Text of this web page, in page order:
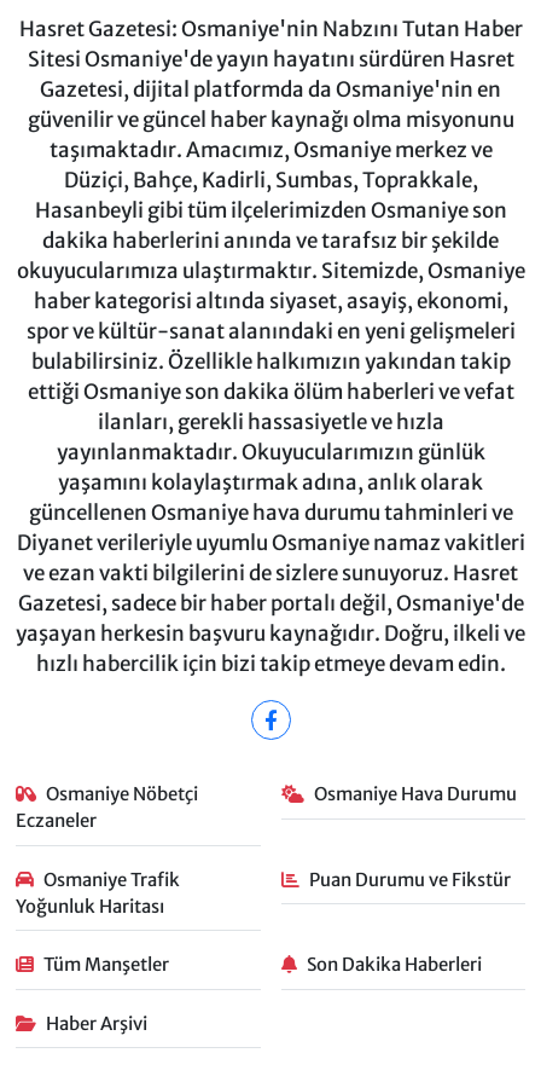
Hasret Gazetesi: Osmaniye'nin Nabzını Tutan Haber
Sitesi Osmaniye'de yayın hayatını sürdüren Hasret
Gazetesi, dijital platformda da Osmaniye'nin en
güvenilir ve güncel haber kaynağı olma misyonunu
taşımaktadır. Amacımız, Osmaniye merkez ve
Düziçi, Bahçe, Kadirli, Sumbas, Toprakkale,
Hasanbeyli gibi tüm ilçelerimizden Osmaniye son
dakika haberlerini anında ve tarafsız bir şekilde
okuyucularımıza ulaştırmaktır. Sitemizde, Osmaniye
haber kategorisi altında siyaset, asayiş, ekonomi,
spor ve kültür-sanat alanındaki en yeni gelişmeleri
bulabilirsiniz. Özellikle halkımızın yakından takip
ettiği Osmaniye son dakika ölüm haberleri ve vefat
ilanları, gerekli hassasiyetle ve hızla
yayınlanmaktadır. Okuyucularımızın günlük
yaşamını kolaylaştırmak adına, anlık olarak
güncellenen Osmaniye hava durumu tahminleri ve
Diyanet verileriyle uyumlu Osmaniye namaz vakitleri
ve ezan vakti bilgilerini de sizlere sunuyoruz. Hasret
Gazetesi, sadece bir haber portalı değil, Osmaniye'de
yaşayan herkesin başvuru kaynağıdır. Doğru, ilkeli ve
hızlı habercilik için bizi takip etmeye devam edin.
Osmaniye Nöbetçi
Eczaneler
Osmaniye Hava Durumu
Osmaniye Trafik
Yoğunluk Haritası
Puan Durumu ve Fikstür
Tüm Manşetler Son Dakika Haberleri
Haber Arşivi